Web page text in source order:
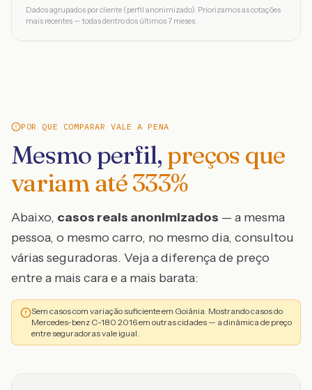
Dados agrupados por cliente (perfil anonimizado). Priorizamos as cotações
mais recentes — todas dentro dos últimos 7 meses.
POR QUE COMPARAR VALE A PENA
Mesmo perfil, preços que
variam até333%
Abaixo, casos reais anonimizados — a mesma
pessoa, o mesmo carro, no mesmo dia, consultou
várias seguradoras. Veja a diferença de preço
entre a mais cara e a mais barata:
Sem casos com variação suficiente em Goiânia. Mostrando casos do
Mercedes-benz C-180 2016 em outras cidades — a dinâmica de preço
entre seguradoras vale igual.